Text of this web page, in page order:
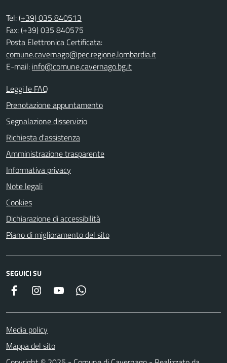
Tel:(+39) 035 840513
Fax: (+39) 035 840575
Posta Elettronica Certificata:
comune.cavernago@pec.regione.lombardia.it
E-mail: info@comune.cavernago.bg.it
Leggi le FAQ
Prenotazione appuntamento
Segnalazione disservizio
Richiesta d'assistenza
Amministrazione trasparente
Informativa privacy
Note legali
Cookies
Dichiarazione di accessibilità
Piano di miglioramento del sito
SEGUICI SU
Facebook InstagramYouTube
Media policy
Mappa del sito